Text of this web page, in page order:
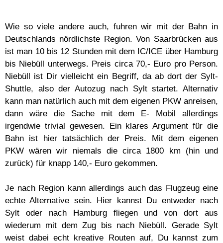
Wie so viele andere auch, fuhren wir mit der Bahn in
Deutschlands nördlichste Region. Von Saarbrücken aus
ist man 10 bis 12 Stunden mit dem IC/ICE über Hamburg
bis Niebüll unterwegs. Preis circa 70,- Euro pro Person.
Niebüll ist Dir vielleicht ein Begriff, da ab dort der Sylt-
Shuttle, also der Autozug nach Sylt startet. Alternativ
kann man natürlich auch mit dem eigenen PKW anreisen,
dann wäre die Sache mit dem E- Mobil allerdings
irgendwie trivial gewesen. Ein klares Argument für die
Bahn ist hier tatsächlich der Preis. Mit dem eigenen
PKW wären wir niemals die circa 1800 km (hin und
zurück) für knapp 140,- Euro gekommen.
Je nach Region kann allerdings auch das Flugzeug eine
echte Alternative sein. Hier kannst Du entweder nach
Sylt oder nach Hamburg fliegen und von dort aus
wiederum mit dem Zug bis nach Niebüll. Gerade Sylt
weist dabei echt kreative Routen auf, Du kannst zum